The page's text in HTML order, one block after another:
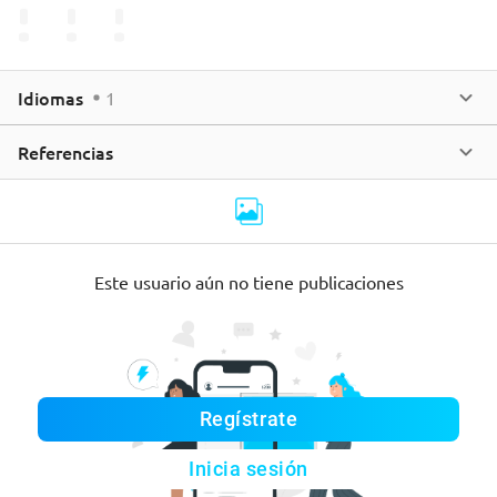
Idiomas 1
Referencias
Este usuario aún no tiene publicaciones
Regístrate
Inicia sesión